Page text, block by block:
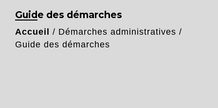
Guide des démarches
Accueil / Démarches administratives /
Guide des démarches